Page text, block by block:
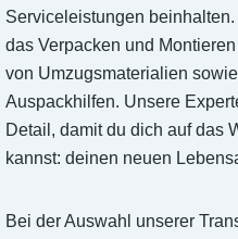
Serviceleistungen
das Verpacken und
von Umzugsmaterialien
Auspackhilfen. Unsere
Detail, damit du dich auf das
kannst: deinen neuen
Bei der Auswahl unserer